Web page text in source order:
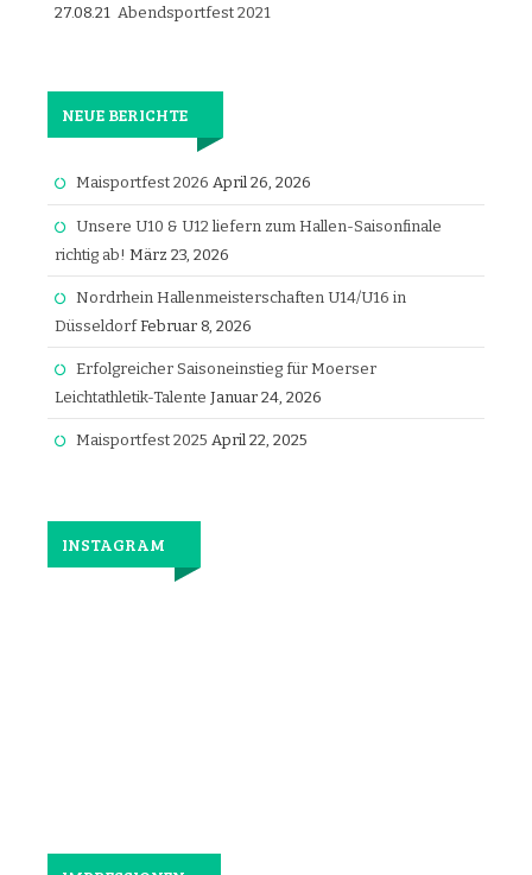
27.08.21 Abendsportfest 2021
NEUE BERICHTE
Maisportfest 2026 April 26, 2026
Unsere U10 & U12 liefern zum Hallen-Saisonfinale
richtig ab! März 23, 2026
Nordrhein Hallenmeisterschaften U14/U16 in
Düsseldorf Februar 8, 2026
Erfolgreicher Saisoneinstieg für Moerser
Leichtathletik-Talente Januar 24, 2026
Maisportfest 2025 April 22, 2025
INSTAGRAM